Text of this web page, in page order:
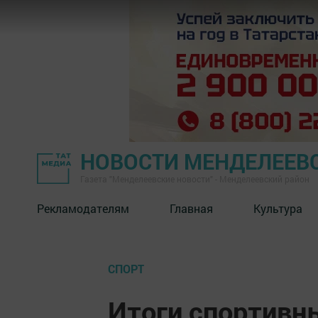
НОВОСТИ
Рекламодателям Главная Культура
СПОРТ
Итоги